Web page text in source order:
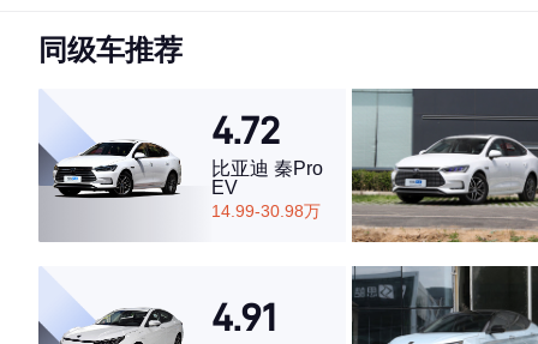
·外观表现较为优秀，优于68%同级车
·空间表现较为优秀，优于73%同级车
同级车推荐
4.72
比亚迪 秦Pro
EV
14.99-30.98万
4.91